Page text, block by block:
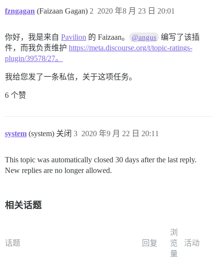
fzngagan (Faizaan Gagan) 2020 年8 月 23 日 20:01
2
你好，我是来自 Pavilion 的 Faizaan。 @angus 编写了该插
件，而我负责维护 https://meta.discourse.org/t/topic-ratings-
plugin/39578/27。
我给您发了一条私信，关于这项任务。
6 个赞
system (system) 关闭 2020 年9 月 22 日 20:11
3
This topic was automatically closed 30 days after the last reply.
New replies are no longer allowed.
相关话题
话题 回复
浏
览
量
活动